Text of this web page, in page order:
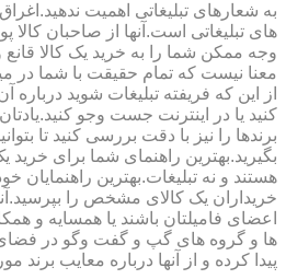
به شعارهای تبلیغاتی اهمیت
های تبلیغاتی است.آنها از صاحبان کالا
وجه ممکن شما را به خرید یک کالا قانع
معنا نیست که تمام حقیقت با شما در
از این که فریفته تبلیغات شوید
کنید یا در اینترنت جست وجو
برندها را نیز با دقت بررسی کنید تا
بگیرید.بهترین راهنمای شما برای
هستند و نه تبلیغات.بهترین راهنمایان
خریداران یک کالای مشخص را
اعضای فامیلتان باشند یا همسایه و
ها و گروه های گپ و گفت وگو در فضای
پیدا کرده و از آنها درباره معایب برند